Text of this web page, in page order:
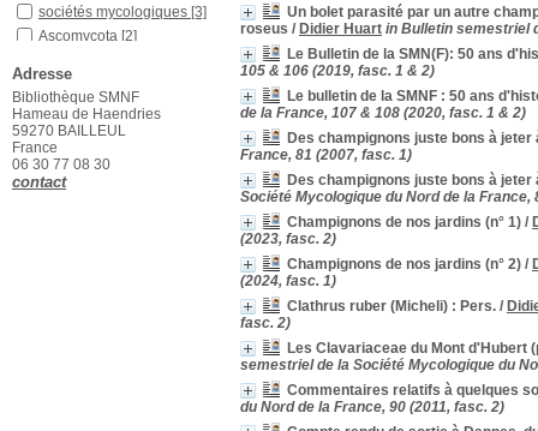
Un bolet parasité par un autre
roseus / Didier Huart in Bulletin semestriel
Le Bulletin de la SMN(F): 50 ans
105 & 106 (2019, fasc. 1 & 2)
Le bulletin de la SMNF : 50 ans
de la France, 107 & 108 (2020, fasc. 1 & 2)
Des champignons juste bons à jeter
France, 81 (2007, fasc. 1)
Des champignons juste bons à
Société Mycologique du Nord de la France,
Champignons de nos jardins (n° 1) /
(2023, fasc. 2)
Champignons de nos jardins (n° 2) /
(2024, fasc. 1)
Clathrus ruber (Micheli) : Pers. /
fasc. 2)
Les Clavariaceae du Mont d'Hubert
semestriel de la Société Mycologique du
Commentaires relatifs à quelques
du Nord de la France, 90 (2011, fasc. 2)
sociétés mycologiques [3]
Ascomycota [2]
clé de détermination
gastéroïde, sécotioïde
réalisation d'inventaire
Localisation
Bibliothèque SMNF
Adresse
Bibliothèque SMNF
Hameau de Haendries
59270 BAILLEUL
France
06 30 77 08 30
contact